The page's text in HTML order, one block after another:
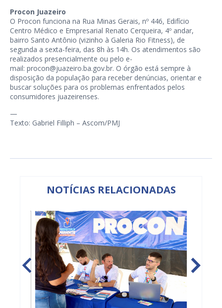
Procon Juazeiro
O Procon funciona na Rua Minas Gerais, nº 446, Edifício
Centro Médico e Empresarial Renato Cerqueira, 4º andar,
bairro Santo Antônio (vizinho à Galeria Rio Fitness), de
segunda a sexta-feira, das 8h às 14h. Os atendimentos são
realizados presencialmente ou pelo e-
mail: procon@juazeiro.ba.gov.br. O órgão está sempre à
disposição da população para receber denúncias, orientar e
buscar soluções para os problemas enfrentados pelos
consumidores juazeirenses.
—
Texto: Gabriel Filliph – Ascom/PMJ
NOTÍCIAS RELACIONADAS